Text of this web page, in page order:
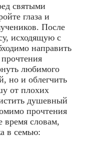
святыми
глаза и
После
исходящую с
направить
любимого
но и облегчить
от плохих
душевный
прочтения
время словам,
в семью: